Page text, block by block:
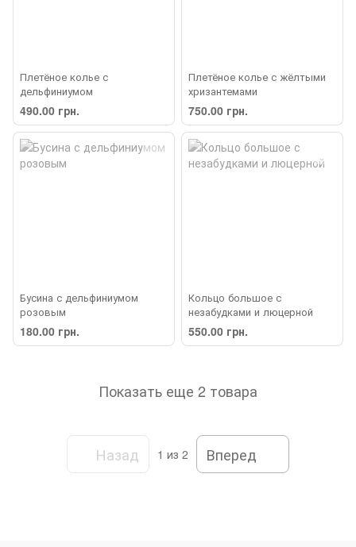
Плетёное колье с
дельфиниумом
490.00 грн.
Плетёное колье с жёлтыми
хризантемами
750.00 грн.
Бусина с дельфиниумом
розовым
180.00 грн.
Кольцо большое с
незабудками и люцерной
550.00 грн.
Показать еще 2 товара
Назад 1 из 2 Вперед